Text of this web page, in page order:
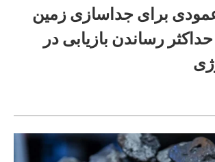
برای جداسازی زمین
رساندن بازیابی در